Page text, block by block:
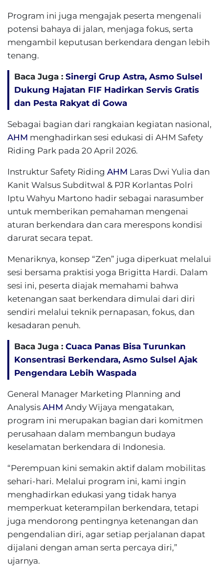
Program ini juga mengajak peserta mengenali
potensi bahaya di jalan, menjaga fokus, serta
mengambil keputusan berkendara dengan lebih
tenang.
Baca Juga : Sinergi Grup Astra, Asmo Sulsel
Dukung Hajatan FIF Hadirkan Servis Gratis
dan Pesta Rakyat di Gowa
Sebagai bagian dari rangkaian kegiatan nasional,
AHM menghadirkan sesi edukasi di AHM Safety
Riding Park pada 20 April 2026.
Instruktur Safety Riding AHM Laras Dwi Yulia dan
Kanit Walsus Subditwal & PJR Korlantas Polri
Iptu Wahyu Martono hadir sebagai narasumber
untuk memberikan pemahaman mengenai
aturan berkendara dan cara merespons kondisi
darurat secara tepat.
Menariknya, konsep “Zen” juga diperkuat melalui
sesi bersama praktisi yoga Brigitta Hardi. Dalam
sesi ini, peserta diajak memahami bahwa
ketenangan saat berkendara dimulai dari diri
sendiri melalui teknik pernapasan, fokus, dan
kesadaran penuh.
Baca Juga : Cuaca Panas Bisa Turunkan
Konsentrasi Berkendara, Asmo Sulsel Ajak
Pengendara Lebih Waspada
General Manager Marketing Planning and
Analysis AHM Andy Wijaya mengatakan,
program ini merupakan bagian dari komitmen
perusahaan dalam membangun budaya
keselamatan berkendara di Indonesia.
“Perempuan kini semakin aktif dalam mobilitas
sehari-hari. Melalui program ini, kami ingin
menghadirkan edukasi yang tidak hanya
memperkuat keterampilan berkendara, tetapi
juga mendorong pentingnya ketenangan dan
pengendalian diri, agar setiap perjalanan dapat
dijalani dengan aman serta percaya diri,”
ujarnya.